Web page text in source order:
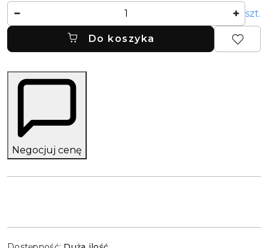
szt.
Do koszyka
Negocjuj cenę